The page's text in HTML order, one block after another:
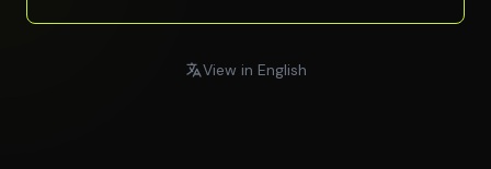
View in English